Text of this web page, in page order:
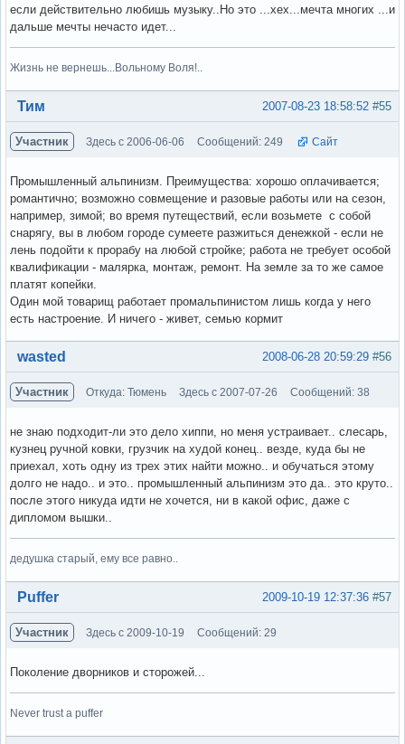
если действительно любишь музыку..Но это ...хех...мечта многих ...и
дальше мечты нечасто идет...
Жизнь не вернешь...Вольному Воля!..
Вне форума #55
2007-08-23 18:58:52
Тим
Участник Здесь с 2006-06-06 Сообщений: 249 Сайт
Промышленный альпинизм. Преимущества: хорошо оплачивается;
романтично; возможно совмещение и разовые работы или на сезон,
например, зимой; во время путеществий, если возьмете с собой
снарягу, вы в любом городе сумеете разжиться денежкой - если не
лень подойти к прорабу на любой стройке; работа не требует особой
квалификации - малярка, монтаж, ремонт. На земле за то же самое
платят копейки.
Один мой товарищ работает промальпинистом лишь когда у него
есть настроение. И ничего - живет, семью кормит
Вне форума #56
2008-06-28 20:59:29
wasted
Участник Откуда: Тюмень Здесь с 2007-07-26 Сообщений: 38
не знаю подходит-ли это дело хиппи, но меня устраивает.. слесарь,
кузнец ручной ковки, грузчик на худой конец.. везде, куда бы не
приехал, хоть одну из трех этих найти можно.. и обучаться этому
долго не надо.. и это.. промышленный альпинизм это да.. это круто..
после этого никуда идти не хочется, ни в какой офис, даже с
дипломом вышки..
дедушка старый, ему все равно..
Вне форума #57
2009-10-19 12:37:36
Puffer
Участник Здесь с 2009-10-19 Сообщений: 29
Поколение дворников и сторожей...
Never trust a puffer